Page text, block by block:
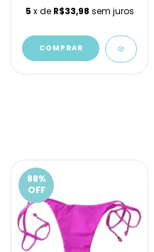
5 x de R$33,98 sem juros
COMPRAR
88%
OFF